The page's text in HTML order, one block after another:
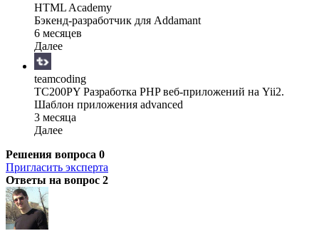
HTML Academy
Бэкенд-разработчик для Addamant
6 месяцев
Далее
teamcoding
TC200PY Разработка PHP веб-приложений на Yii2.
Шаблон приложения advanced
3 месяца
Далее
Решения вопроса 0
Пригласить эксперта
Ответы на вопрос 2